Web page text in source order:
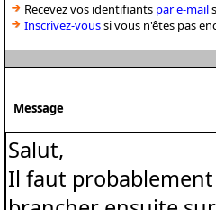
Recevez vos identifiants par e-mail
Inscrivez-voussi vous n'êtes pas
Message